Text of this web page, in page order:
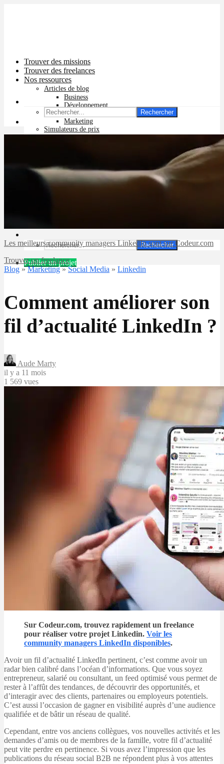
Trouver des missions
Trouver des freelances
Nos ressources
Articles de blog
Business
Développement
Graphisme
Marketing
Simulateurs de prix
Prix pub Instagram
Prix logiciel
Prix chatbot
Rechercher
Publier un projet
Rechercher
Les meilleurs community managers LinkedIn sont sur Codeur.com
Trouver un freelance
Blog »Marketing»Social Media » Linkedin
Comment améliorer son
fil d’actualité LinkedIn ?
Aude Marty
il y a 11 mois
1 569 vues
Sur Codeur.com, trouvez rapidement un freelance
pour réaliser votre projet Linkedin. Voir les
community managers LinkedIn disponibles.
Avoir un fil d’actualité LinkedIn pertinent, c’est comme avoir un
radar bien calibré dans l’océan d’informations. Que vous soyez
entrepreneur, salarié ou consultant, un feed optimisé vous permet de
rester à l’affût des tendances, de découvrir des opportunités, et
d’interagir avec des clients, partenaires ou employeurs potentiels.
C’est aussi l’occasion de gagner en visibilité auprès d’une audience
qualifiée et de bâtir un réseau de qualité.
Cependant, entre vos anciens collègues, vos nouvelles activités et les
demandes d’amis ou de membres de la famille, votre fil d’actualité
peut vite perdre en pertinence. Si vous avez l’impression que les
publications du réseau social B2B ne répondent plus à vos attentes